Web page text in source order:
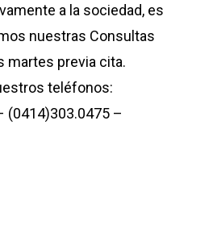
a la sociedad, es
nuestras Consultas
martes previa cita.
teléfonos:
(0414)303.0475 –